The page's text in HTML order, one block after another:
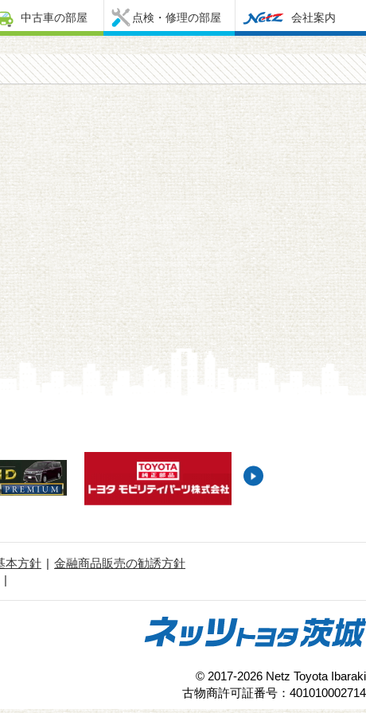
中古車の部屋 点検・修理の部屋 会社案内
本方針
金融商品販売の勧誘方針
© 2017-2026 Netz Toyota Ibaraki
古物商許可証番号：401010002714